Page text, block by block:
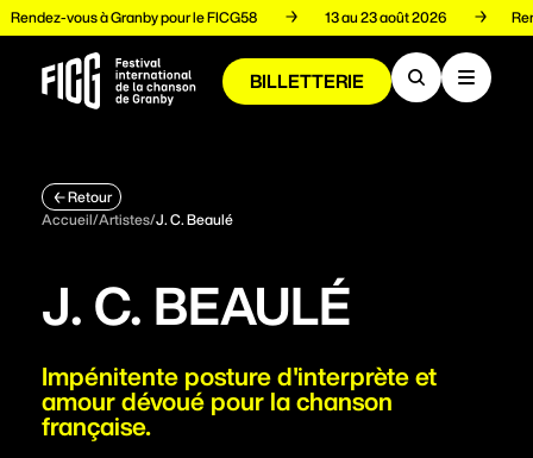
Rendez-vous à Granby pour le FICG58 13 au 23 août 2026
BILLETTERIE
Espace pro
Retour
Accueil/Artistes/J. C. Beaulé
J. C. BEAULÉ
Impénitente posture d'interprète et
amour dévoué pour la chanson
française.